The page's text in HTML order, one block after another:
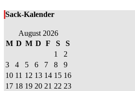
Sack-Kalender
August 2026
M D M D F S
S
1
2
3
4 5 6 7 8
9
10 11 12 13 14 15 16
17 18 19 20 21 22 23